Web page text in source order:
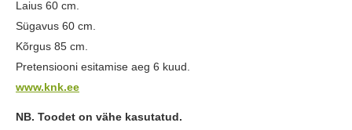
Laius 60 cm.
Sügavus 60 cm.
Kõrgus 85 cm.
Pretensiooni esitamise aeg 6 kuud.
www.knk.ee
NB. Toodet on vähe kasutatud.